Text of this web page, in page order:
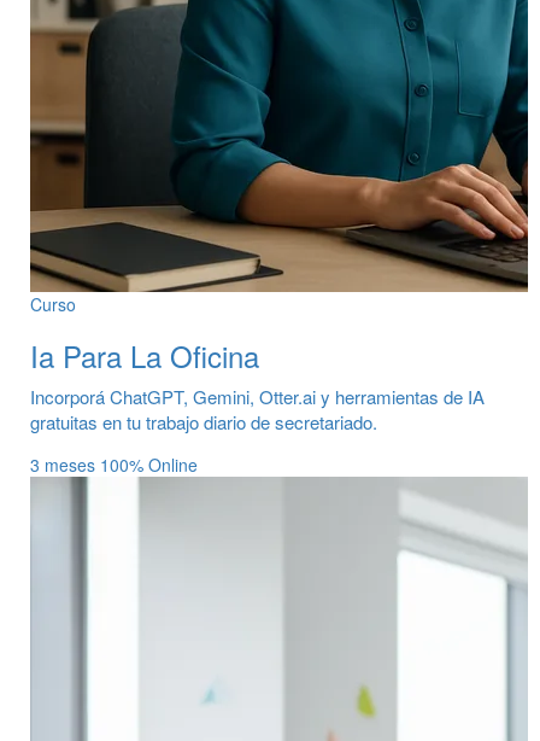
Curso
Ia Para La Oficina
Incorporá ChatGPT, Gemini, Otter.ai y herramientas de IA
gratuitas en tu trabajo diario de secretariado.
3 meses 100% Online